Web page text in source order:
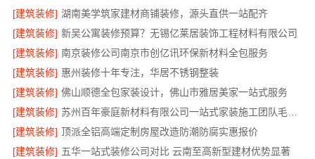
[建筑装修] 湖南美学筑家建材商铺装修，源头直供一站配齐
[建筑装修] 新吴公寓装修预算？无锡亿莱居装饰工程材料有限公司
[建筑装修] 南京装修公司南京市创亿讯环保新材料全包服务
[建筑装修] 惠州装修十年专注，华居不锈钢整装
[建筑装修] 佛山顺德全包家装设计，佛山市雅居美家一站式服务
[建筑装修]
[建筑装修] 顶派全铝高端定制房屋改造防潮防腐实惠报价
[建筑装修] 五华一站式装修公司对比 云南至高新型建材优势显著